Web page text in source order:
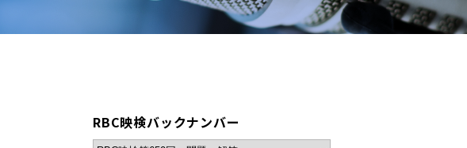
RBC映検バックナンバー